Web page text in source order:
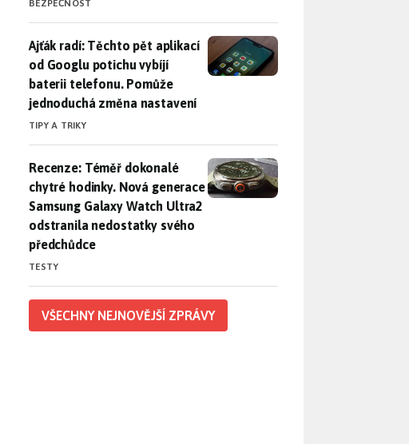
BEZPEČNOST
Ajťák radí: Těchto pět aplikací od Googlu potichu vybíjí baterii
Ajťák radí: Těchto pět aplikací
od Googlu potichu vybíjí
baterii telefonu. Pomůže
jednoduchá změna nastavení
TIPY A TRIKY
Recenze: Téměř dokonalé chytré hodinky. Nová generace
Recenze: Téměř dokonalé
chytré hodinky. Nová generace
Samsung Galaxy Watch Ultra2
odstranila nedostatky svého
předchůdce
TESTY
VŠECHNY NEJNOVĚJŠÍ ZPRÁVY